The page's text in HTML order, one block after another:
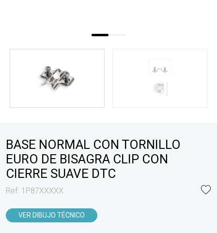
BASE NORMAL CON TORNILLO
EURO DE BISAGRA CLIP CON
CIERRE SUAVE DTC
Ref. 1P87XXXXX
VER DIBUJO TÉCNICO